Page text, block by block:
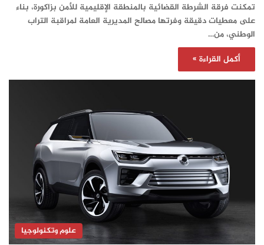
تمكنت فرقة الشرطة القضائية بالمنطقة الإقليمية للأمن بزاكورة، بناء
على معطيات دقيقة وفرتها مصالح المديرية العامة لمراقبة التراب
الوطني، من…
أكمل القراءة »
علوم وتكنولوجيا